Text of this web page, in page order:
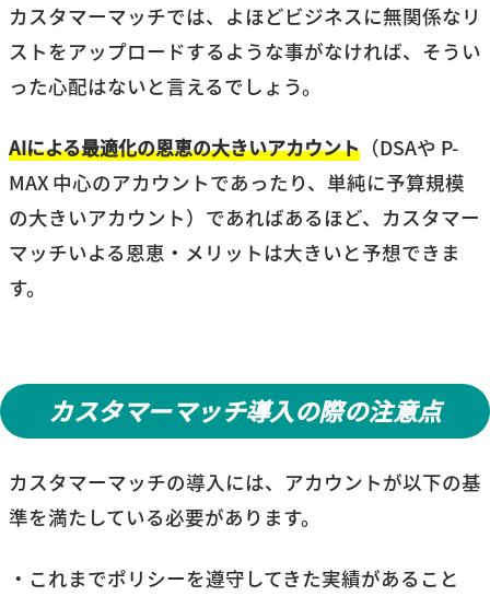
カスタマーマッチでは、よほどビジネスに無関係なリ
ストをアップロードするような事がなければ、そうい
った心配はないと言えるでしょう。
AIによる最適化の恩恵の大きいアカウント （DSAや P-
MAX 中心のアカウントであったり、単純に予算規模
の大きいアカウント）であればあるほど、カスタマー
マッチいよる恩恵・メリットは大きいと予想できま
す。
カスタマーマッチ導入の際の注意点
カスタマーマッチの導入には、アカウントが以下の基
準を満たしている必要があります。
・これまでポリシーを遵守してきた実績があること